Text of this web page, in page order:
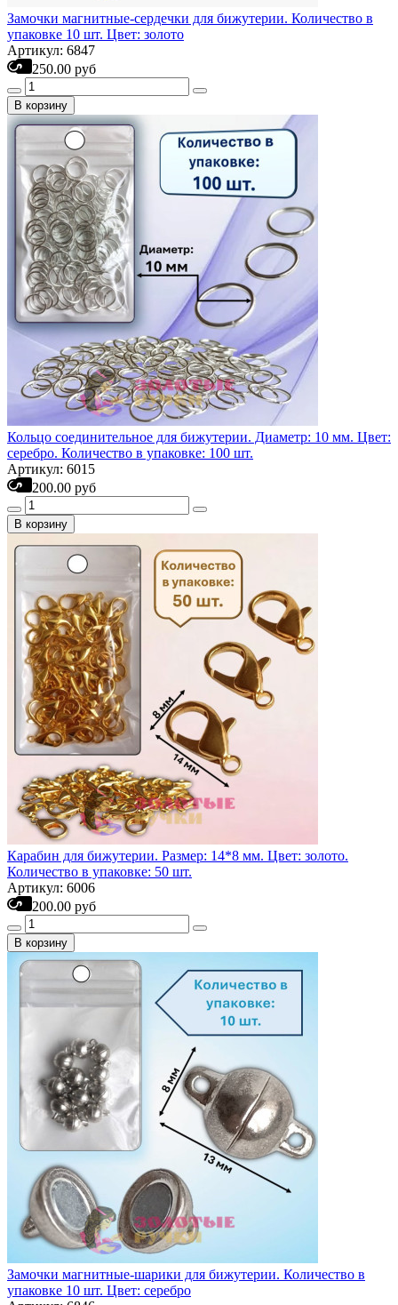
Замочки магнитные-сердечки для бижутерии. Количество в
упаковке 10 шт. Цвет: золото
Артикул: 6847
250.00 руб
В корзину
Кольцо соединительное для бижутерии. Диаметр: 10 мм. Цвет:
серебро. Количество в упаковке: 100 шт.
Артикул: 6015
200.00 руб
В корзину
Карабин для бижутерии. Размер: 14*8 мм. Цвет: золото.
Количество в упаковке: 50 шт.
Артикул: 6006
200.00 руб
В корзину
Замочки магнитные-шарики для бижутерии. Количество в
упаковке 10 шт. Цвет: серебро